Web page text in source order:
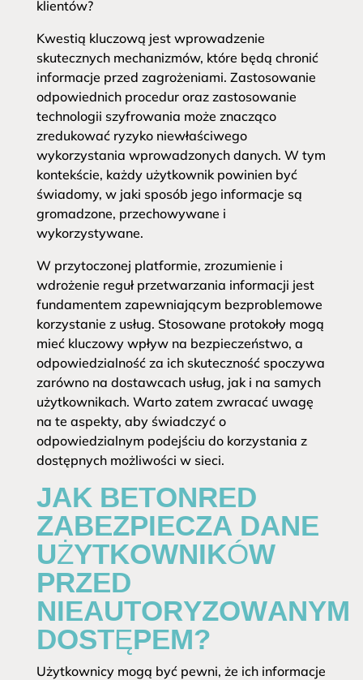
klientów?
Kwestią kluczową jest wprowadzenie
skutecznych mechanizmów, które będą chronić
informacje przed zagrożeniami. Zastosowanie
odpowiednich procedur oraz zastosowanie
technologii szyfrowania może znacząco
zredukować ryzyko niewłaściwego
wykorzystania wprowadzonych danych. W tym
kontekście, każdy użytkownik powinien być
świadomy, w jaki sposób jego informacje są
gromadzone, przechowywane i
wykorzystywane.
W przytoczonej platformie, zrozumienie i
wdrożenie reguł przetwarzania informacji jest
fundamentem zapewniającym bezproblemowe
korzystanie z usług. Stosowane protokoły mogą
mieć kluczowy wpływ na bezpieczeństwo, a
odpowiedzialność za ich skuteczność spoczywa
zarówno na dostawcach usług, jak i na samych
użytkownikach. Warto zatem zwracać uwagę
na te aspekty, aby świadczyć o
odpowiedzialnym podejściu do korzystania z
dostępnych możliwości w sieci.
JAK BETONRED
ZABEZPIECZA DANE
UŻYTKOWNIKÓW
PRZED
NIEAUTORYZOWANYM
DOSTĘPEM?
Użytkownicy mogą być pewni, że ich informacje